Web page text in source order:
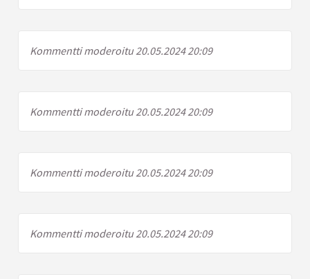
Kommentti moderoitu 20.05.2024 20:09
Kommentti moderoitu 20.05.2024 20:09
Kommentti moderoitu 20.05.2024 20:09
Kommentti moderoitu 20.05.2024 20:09